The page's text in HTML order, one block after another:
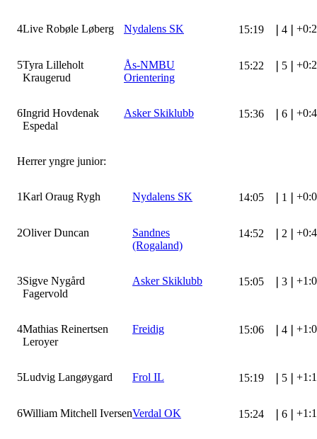
4Live Robøle Løberg Nydalens SK 15:19 4
5Tyra Lilleholt
Kraugerud
Ås-NMBU
Orientering
15:22 5
6Ingrid Hovdenak
Espedal
Asker Skiklubb 15:36 6
Herrer yngre junior:
1Karl Oraug Rygh Nydalens SK 14:05 1
2Oliver Duncan
Sandnes
(Rogaland)
14:52 2
3Sigve Nygård
Fagervold
Asker Skiklubb 15:05 3
4Mathias Reinertsen
Leroyer
Freidig 15:06 4
5Ludvig Langøygard Frol IL 15:19 5
6William Mitchell IversenVerdal OK 15:24 6